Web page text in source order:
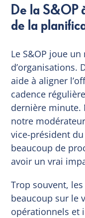
De la S&OP
de la
Le S&OP joue
d’organisations.
aide à aligner
cadence
dernière minute.
notre
vice-président
beaucoup de
avoir un vrai
Trop souvent,
beaucoup sur le
opérationnels et